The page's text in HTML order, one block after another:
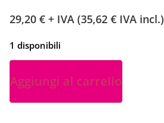
29,20 € + IVA (35,62 € IVA incl.)
1 disponibili
Aggiungi al carrello